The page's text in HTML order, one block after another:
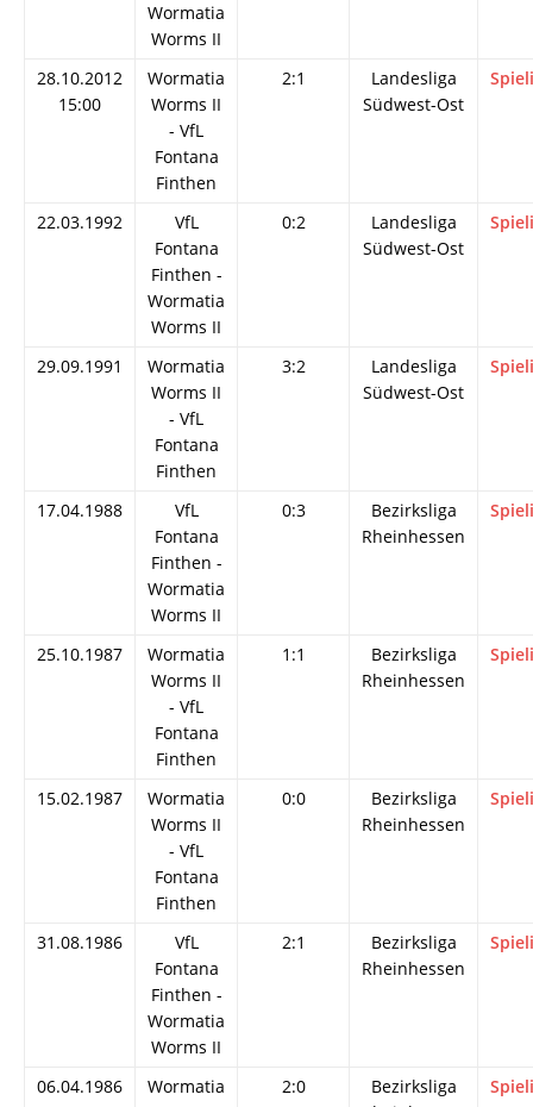
Wormatia
Worms II
28.10.2012
15:00
Wormatia
Worms II
- VfL
Fontana
Finthen
2:1
Landesliga
Südwest-Ost
22.03.1992
VfL
Fontana
Finthen -
Wormatia
Worms II
0:2
Landesliga
Südwest-Ost
29.09.1991
Wormatia
Worms II
- VfL
Fontana
Finthen
3:2
Landesliga
Südwest-Ost
17.04.1988
VfL
Fontana
Finthen -
Wormatia
Worms II
0:3
Bezirksliga
Rheinhessen
25.10.1987
Wormatia
Worms II
- VfL
Fontana
Finthen
1:1
Bezirksliga
Rheinhessen
15.02.1987
Wormatia
Worms II
- VfL
Fontana
Finthen
0:0
Bezirksliga
Rheinhessen
31.08.1986
VfL
Fontana
Finthen -
Wormatia
Worms II
2:1
Bezirksliga
Rheinhessen
06.04.1986
Wormatia
2:0
Bezirksliga